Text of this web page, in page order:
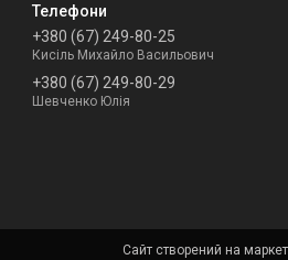
+380 (67) 249-80-25
Кисіль Михайло Васильович
+380 (67) 249-80-29
Шевченко Юлія
Сайт створений на